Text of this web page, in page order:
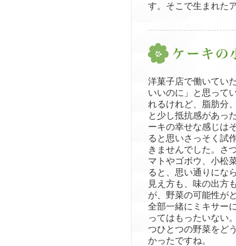
す。そこで生まれた
洋菓子店で働いてい
いいのに」と思って
れるけれど、脂肪分
と少し抵抗感があっ
ーキの幸せな感じは
ると思いさっそく試
きませんでした。さ
マトやゴボウ、小松
ると、思い通りにな
見え方も、味の出方
が、野菜の可能性が
全部一緒にミキサー
ってはもったいない
つひとつの野菜をど
かったですね。